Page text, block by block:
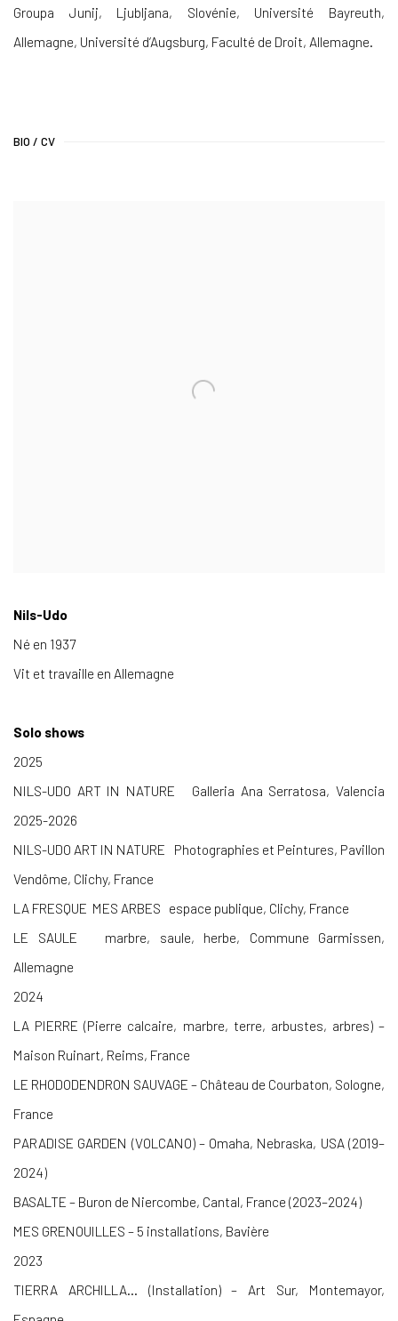
Groupa Junij, Ljubljana, Slovénie, Université Bayreuth,
Allemagne, Université d’Augsburg, Faculté de Droit, Allemagne.
BIO / CV
Nils-Udo
Né en 1937
Vit et travaille en Allemagne
Solo shows
2025
NILS-UDO ART IN NATURE Galleria Ana Serratosa, Valencia
2025-2026
NILS-UDO ART IN NATURE Photographies et Peintures, Pavillon
Vendôme, Clichy, France
LA FRESQUE MES ARBES espace publique, Clichy, France
LE SAULE marbre, saule, herbe, Commune Garmissen,
Allemagne
2024
LA PIERRE (Pierre calcaire, marbre, terre, arbustes, arbres) –
Maison Ruinart, Reims, France
LE RHODODENDRON SAUVAGE – Château de Courbaton, Sologne,
France
PARADISE GARDEN (VOLCANO) – Omaha, Nebraska, USA (2019–
2024)
BASALTE – Buron de Niercombe, Cantal, France (2023–2024)
MES GRENOUILLES – 5 installations, Bavière
2023
TIERRA ARCHILLA… (Installation) – Art Sur, Montemayor,